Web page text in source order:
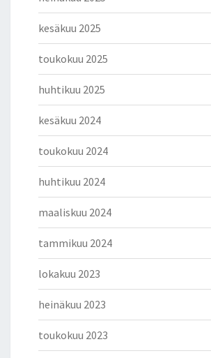
kesäkuu 2025
toukokuu 2025
huhtikuu 2025
kesäkuu 2024
toukokuu 2024
huhtikuu 2024
maaliskuu 2024
tammikuu 2024
lokakuu 2023
heinäkuu 2023
toukokuu 2023